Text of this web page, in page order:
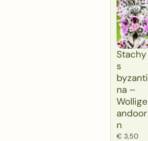
Stachy
s
byzanti
na –
Wollige
andoor
n
€ 3,50